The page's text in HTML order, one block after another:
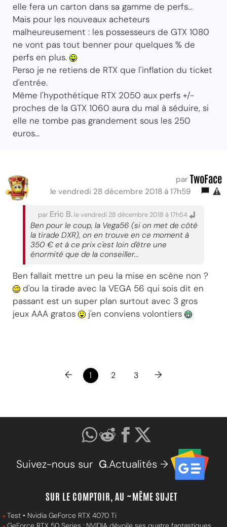
elle fera un carton dans sa gamme de perfs...
Mais pour les nouveaux acheteurs
malheureusement : les possesseurs de GTX 1080
ne vont pas tout benner pour quelques % de
perfs en plus.
Perso je ne retiens de RTX que l'inflation du ticket
d'entrée.
Même l'hypothétique RTX 2050 aux perfs +/-
proches de la GTX 1060 aura du mal à séduire, si
elle ne tombe pas grandement sous les 250
euros...
par TwoFace
le vendredi 28 décembre 2018 à 17h59
par Eric B. le vendredi 28 décembre 2018 à 17h54
Ben pour le coup, la Vega56 (si on met de côté
la tirade DXR), on en trouve en ce moment à
350 € et à ce prix c'est loin d'être une
énormité que de la conseiller...
Ben fallait mettre un peu la mise en scène non ?
d'ou la tirade avec la VEGA 56 qui sois dit en
passant est un super plan surtout avec 3 gros
jeux AAA gratos
j'en conviens volontiers
← 1 2 3 →
Suivez-nous sur G.Actualités →
SUR LE COMPTOIR, AU ~MÊME SUJET
Test • Nvidia GeForce RTX 4070 Ti